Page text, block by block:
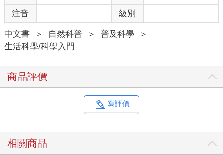
注音 級別
中文書 ＞ 自然科普 ＞ 普及科學
＞
生活科學/科學入門
商品評價
寫評價
相關商品